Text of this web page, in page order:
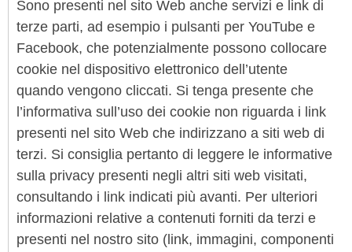
Sono presenti nel sito Web anche servizi e link di
terze parti, ad esempio i pulsanti per YouTube e
Facebook, che potenzialmente possono collocare
cookie nel dispositivo elettronico dell’utente
quando vengono cliccati. Si tenga presente che
l’informativa sull’uso dei cookie non riguarda i link
presenti nel sito Web che indirizzano a siti web di
terzi. Si consiglia pertanto di leggere le informative
sulla privacy presenti negli altri siti web visitati,
consultando i link indicati più avanti. Per ulteriori
informazioni relative a contenuti forniti da terzi e
presenti nel nostro sito (link, immagini, componenti